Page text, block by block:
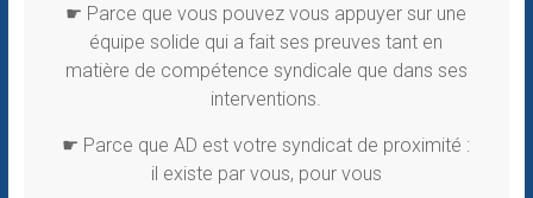
☛ Parce que vous pouvez vous appuyer sur une
équipe solide qui a fait ses preuves tant en
matière de compétence syndicale que dans ses
interventions.
☛ Parce que AD est votre syndicat de proximité :
il existe par vous, pour vous